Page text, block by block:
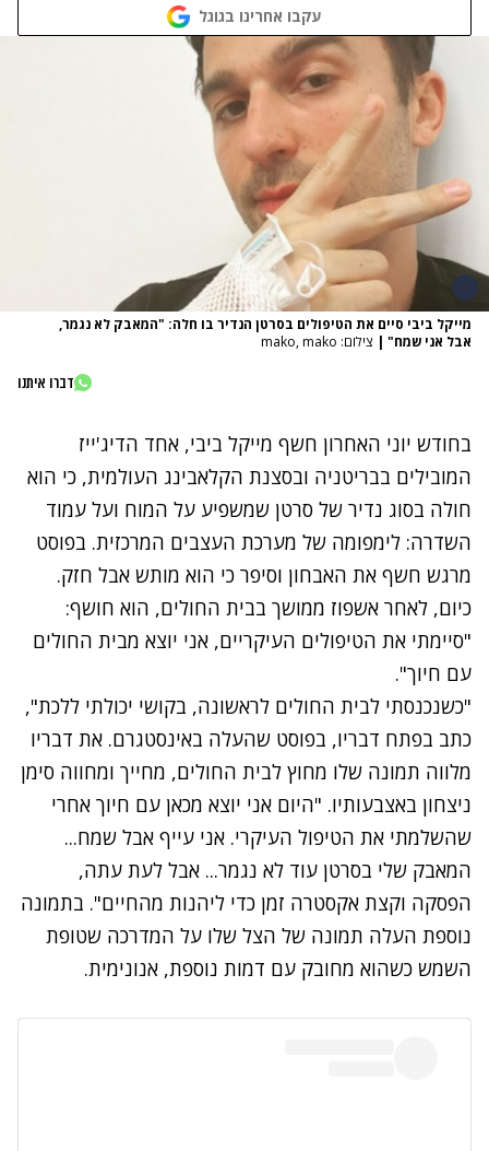
עקבו אחרינו בגוגל
מייקל ביבי סיים את הטיפולים בסרטן הנדיר בו חלה: "המאבק לא נגמר,
אבל אני שמח" | צילום: mako, mako
דברו איתנו
בחודש יוני האחרון חשף מייקל ביבי, אחד הדיג'ייז
המובילים בבריטניה ובסצנת הקלאבינג העולמית, כי הוא
חולה בסוג נדיר של סרטן שמשפיע על המוח ועל עמוד
השדרה: לימפומה של מערכת העצבים המרכזית. בפוסט
מרגש חשף את האבחון וסיפר כי הוא מותש אבל חזק.
כיום, לאחר אשפוז ממושך בבית החולים, הוא חושף:
"סיימתי את הטיפולים העיקריים, אני יוצא מבית החולים
עם חיוך".
"כשנכנסתי לבית החולים לראשונה, בקושי יכולתי ללכת",
כתב בפתח דבריו, בפוסט שהעלה באינסטגרם. את דבריו
מלווה תמונה שלו מחוץ לבית החולים, מחייך ומחווה סימן
ניצחון באצבעותיו. "היום אני יוצא מכאן עם חיוך אחרי
שהשלמתי את הטיפול העיקרי. אני עייף אבל שמח...
המאבק שלי בסרטן עוד לא נגמר... אבל לעת עתה,
הפסקה וקצת אקסטרה זמן כדי ליהנות מהחיים". בתמונה
נוספת העלה תמונה של הצל שלו על המדרכה שטופת
השמש כשהוא מחובק עם דמות נוספת, אנונימית.